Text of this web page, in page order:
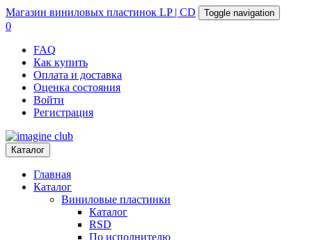
Магазин виниловых пластинок LP | CD Toggle navigation
0
FAQ
Как купить
Оплата и доставка
Оценка состояния
Войти
Регистрация
Каталог
Главная
Каталог
Виниловые пластинки
Каталог
RSD
По исполнителю